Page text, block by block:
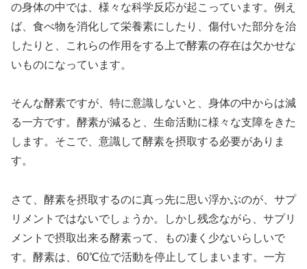
の身体の中では、様々な科学反応が起こっています。例え
ば、食べ物を消化して栄養素にしたり、傷付いた部分を治
したりと、これらの作用をする上で酵素の存在は欠かせな
いものになっています。
そんな酵素ですが、特に意識しないと、身体の中からは減
る一方です。酵素が減ると、生命活動に様々な支障をきた
します。そこで、意識して酵素を摂取する必要がありま
す。
さて、酵素を摂取するのに真っ先に思い浮かぶのが、サプ
リメントではないでしょうか。しかし残念ながら、サプリ
メントで摂取出来る酵素って、もの凄く少ないらしいで
す。酵素は、60℃位で活動を停止してしまいます。一方